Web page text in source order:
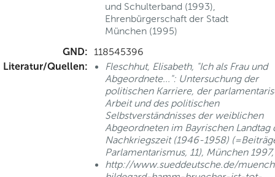
und Schulterband (1993),
Ehrenbürgerschaft der Stadt
München (1995)
GND: 118545396
Literatur/Quellen:
Fleschhut, Elisabeth, "Ich als Frau und
Abgeordnete...": Untersuchung der
politischen Karriere, der
Arbeit und des politischen
Selbstverständnisses der weiblichen
Abgeordneten im Bayrischen Landtag
Nachkriegszeit (1946-1958)
Parlamentarismus, 11), München 1997,
http://www.sueddeutsche.de/